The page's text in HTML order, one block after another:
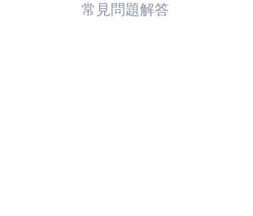
常見問題解答